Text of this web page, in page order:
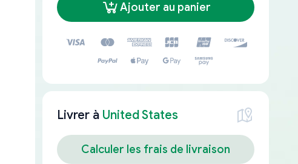
Ajouter au panier
Livrer à United States
Calculer les frais de livraison